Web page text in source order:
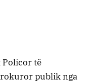
Policor të
publik nga